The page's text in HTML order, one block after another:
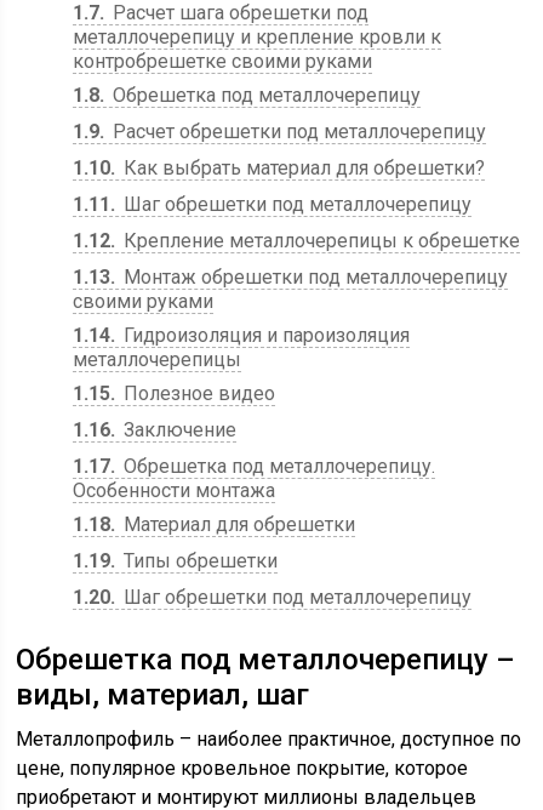
1.7
Расчет шага обрешетки под
металлочерепицу и крепление кровли к
контробрешетке своими руками
1.8 Обрешетка под металлочерепицу
1.9
Расчет обрешетки под металлочерепицу
1.10
Как выбрать материал для обрешетки?
1.11
Шаг обрешетки под металлочерепицу
1.12
Крепление металлочерепицы к обрешетке
1.13
Монтаж обрешетки под металлочерепицу
своими руками
1.14
Гидроизоляция и пароизоляция
металлочерепицы
1.15
Полезное видео
1.16 Заключение
1.17 Обрешетка под металлочерепицу.
Особенности монтажа
1.18
Материал для обрешетки
1.19 Типы обрешетки
1.20
Шаг обрешетки под металлочерепицу
Обрешетка под металлочерепицу –
виды, материал, шаг
Металлопрофиль – наиболее практичное, доступное по
цене, популярное кровельное покрытие, которое
приобретают и монтируют миллионы владельцев